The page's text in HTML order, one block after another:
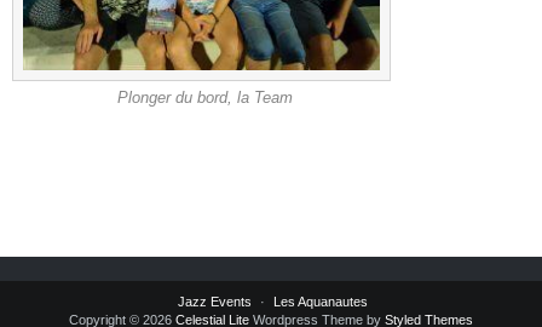
Plonger du bord, la Team
Jazz Events
Les Aquanautes
Copyright © 2026 Celestial Lite Wordpress Theme by Styled Themes